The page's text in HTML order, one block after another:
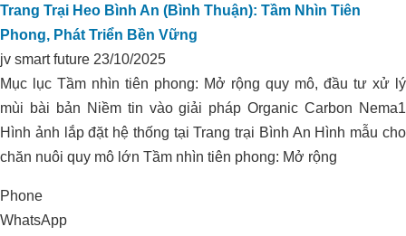
KIỂM SOÁT PH ĐẤT TRỒNG VÀ
CHĂM SÓC VƯỜN TIÊU
Trang Trại Heo Bình An (Bình Thuận): Tầm Nhìn Tiên
Phong, Phát Triển Bền Vững
jv smart future 23/10/2025
Mục lục Tầm nhìn tiên phong: Mở rộng quy mô, đầu tư xử lý
mùi bài bản Niềm tin vào giải pháp Organic Carbon Nema1
Hình ảnh lắp đặt hệ thống tại Trang trại Bình An Hình mẫu cho
chăn nuôi quy mô lớn Tầm nhìn tiên phong: Mở rộng
Phone
WhatsApp